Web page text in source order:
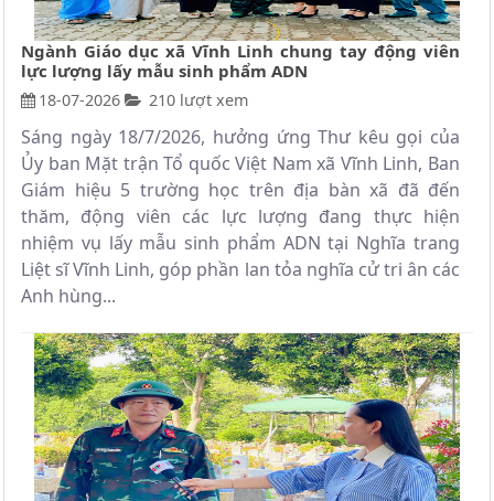
Ngành Giáo dục xã Vĩnh Linh chung tay động viên
lực lượng lấy mẫu sinh phẩm ADN
18-07-2026 210 lượt xem
Sáng ngày 18/7/2026, hưởng ứng Thư kêu gọi của
Ủy ban Mặt trận Tổ quốc Việt Nam xã Vĩnh Linh, Ban
Giám hiệu 5 trường học trên địa bàn xã đã đến
thăm, động viên các lực lượng đang thực hiện
nhiệm vụ lấy mẫu sinh phẩm ADN tại Nghĩa trang
Liệt sĩ Vĩnh Linh, góp phần lan tỏa nghĩa cử tri ân các
Anh hùng...